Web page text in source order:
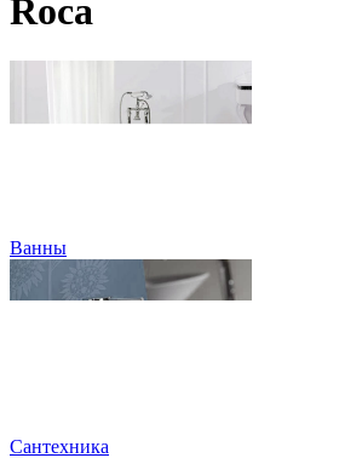
Roca
Ванны
Сантехника